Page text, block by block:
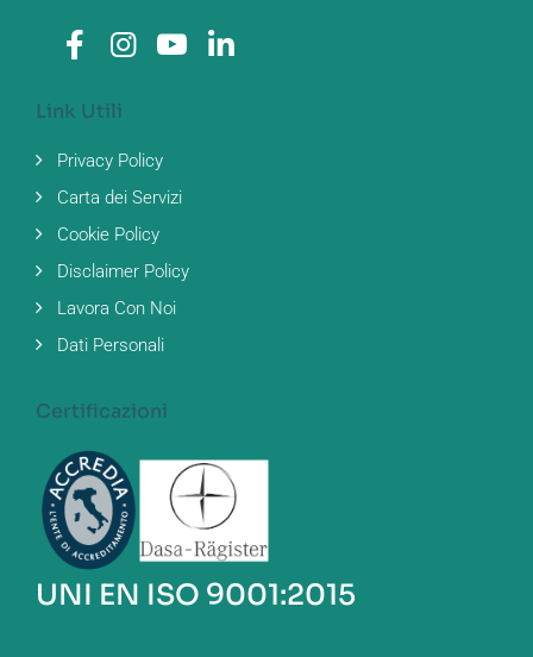
Link Utili
Privacy Policy
Carta dei Servizi
Cookie Policy
Disclaimer Policy
Lavora Con Noi
Dati Personali
Certificazioni
UNI EN ISO 9001:2015